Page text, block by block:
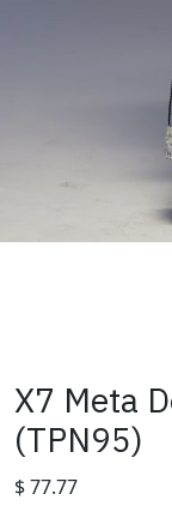
X7 Meta
(TPN95)
$77.77